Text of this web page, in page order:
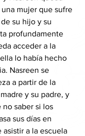
mujer que sufre
su hijo y su
profundamente
acceder a la
lo había hecho
Nasreen se
a partir de la
y su padre, y
saber si los
sus días en
a la escuela